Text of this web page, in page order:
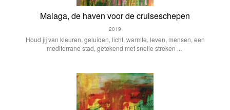
Malaga, de haven voor de cruiseschepen
2019
Houd jij van kleuren, geluiden, licht, warmte, leven, mensen, een
mediterrane stad, getekend met snelle streken ...